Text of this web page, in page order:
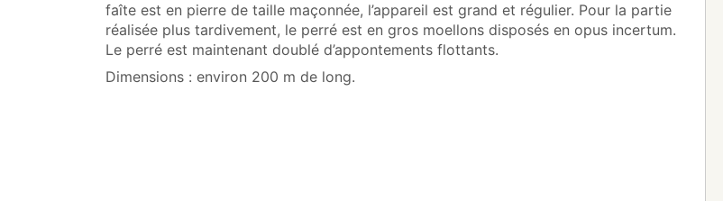
faîte est en pierre de taille maçonnée, l’appareil est grand et régulier. Pour la partie
réalisée plus tardivement, le perré est en gros moellons disposés en opus incertum.
Le perré est maintenant doublé d’appontements flottants.
Dimensions : environ 200 m de long.